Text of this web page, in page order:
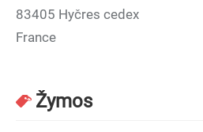
83405 Hyčres cedex
France
Žymos